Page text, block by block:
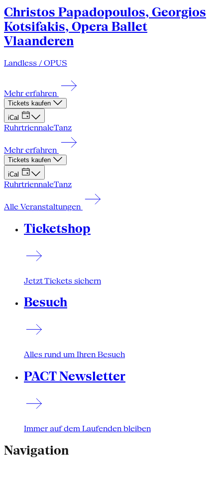
Christos Papadopoulos, Georgios
Kotsifakis, Opera Ballet
Vlaanderen
Landless / OPUS
Mehr erfahren
Tickets kaufen
iCal
RuhrtriennaleTanz
Mehr erfahren
Tickets kaufen
iCal
RuhrtriennaleTanz
Alle Veranstaltungen
Ticketshop
Jetzt Tickets sichern
Besuch
Alles rund um Ihren Besuch
PACT Newsletter
Immer auf dem Laufenden bleiben
Navigation